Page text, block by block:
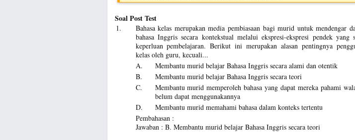
Soal Post Test
1.
Bahasa kelas merupakan media pembiasaan bagi murid untuk mendengar
bahasa Inggris secara kontekstual melalui ekspresi-ekspresi pendek yang
keperluan pembelajaran. Berikut ini merupakan alasan pentingnya
kelas oleh guru, kecuali...
A.
Membantu murid belajar Bahasa Inggris secara alami dan otentik
B.
Membantu murid belajar Bahasa Inggris secara teori
C.
Membantu murid memperoleh bahasa yang dapat mereka pahami
belum dapat menggunakannya
D.
Membantu murid memahami bahasa dalam konteks tertentu
Pembahasan :
Jawaban : B. Membantu murid belajar Bahasa Inggris secara teori